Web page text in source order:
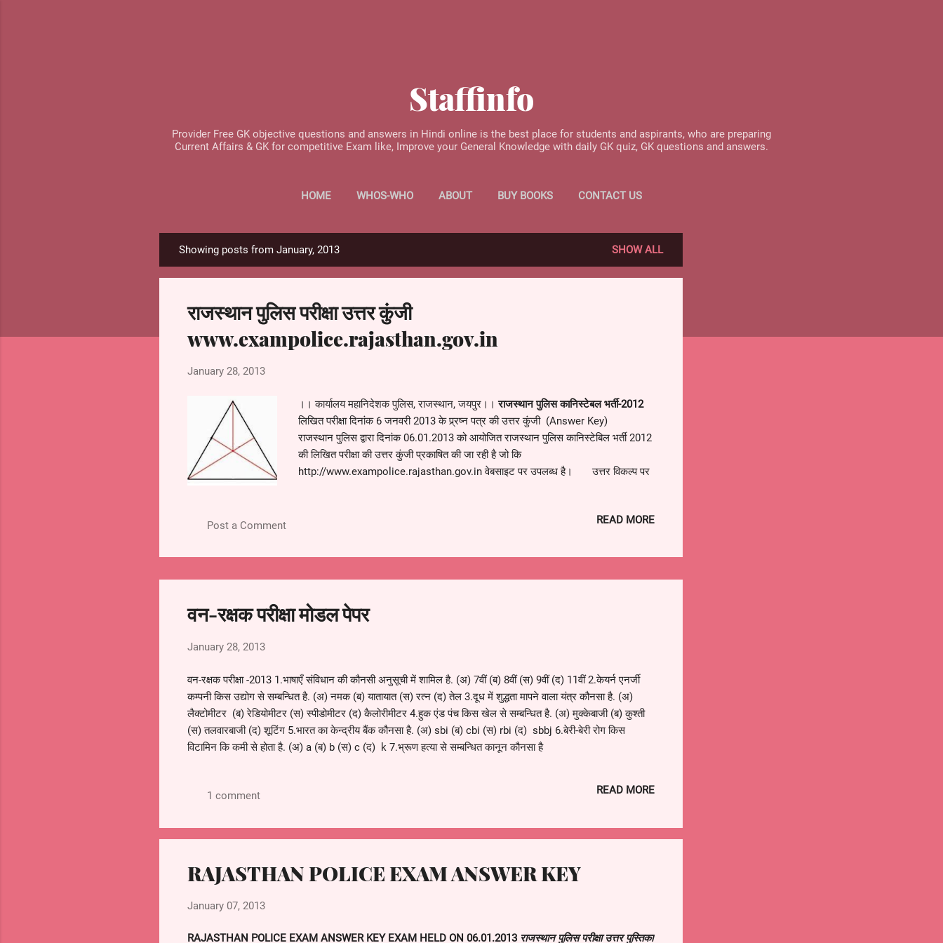
Staffinfo
Provider Free GK objective questions and answers in Hindi online is the best place for students and aspirants, who are preparing
Current Affairs & GK for competitive Exam like, Improve your General Knowledge with daily GK quiz, GK questions and answers.
HOME WHOS-WHO ABOUT BUY BOOKS CONTACT US
o
Showing posts from January, 2013 SHOW ALL
राजस्थान पुलिस परीक्षा उत्तर कुंजी
www.exampolice.rajasthan.gov.in
January 28, 2013
।। कार्यालय महानिदेशक पुलिस, राजस्थान, जयपुर।।राजस्थान पुलिस कानिस्टेबल भर्ती-2012
लिखित परीक्षा दिनांक 6 जनवरी 2013 के प्र्रष्न पत्र की उत्तर कुंजी (Answer Key)
राजस्थान पुलिस द्वारा दिनांक 06.01.2013 को आयोजित राजस्थान पुलिस कानिस्टेबिल भर्ती 2012
की लिखित परीक्षा की उत्तर कुंजी प्रकाषित की जा रही है जो कि
http://www.exampolice.rajasthan.gov.in वेबसाइट पर उपलब्ध है। उत्तर विकल्प पर
Post a Comment READ MORE
वन-रक्षक परीक्षा मोडल पेपर
January 28, 2013
वन-रक्षक परीक्षा -2013 1.भाषाएँ संविधान की कौनसी अनुसूची में शामिल है. (अ) 7वीं (ब) 8वीं (स) 9वीं (द) 11वीं 2.केयर्न एनर्जी
कम्पनी किस उद्योग से सम्बन्धित है. (अ) नमक (ब) यातायात (स) रत्न (द) तेल 3.दूध में शुद्धता मापने वाला यंत्र कौनसा है. (अ)
लैक्टोमीटर (ब) रेडियोमीटर (स) स्पीडोमीटर (द) कैलोरीमीटर 4.हुक एंड पंच किस खेल से सम्बन्धित है. (अ) मुक्केबाजी (ब) कुश्ती
(स) तलवारबाजी (द) शूटिंग 5.भारत का केन्द्रीय बैंक कौनसा है. (अ) sbi (ब) cbi (स) rbi (द) sbbj 6.बेरी-बेरी रोग किस
विटामिन कि कमी से होता है. (अ) a (ब) b (स) c (द) k 7.भ्रूण हत्या से सम्बन्धित कानून कौनसा है
1 comment READ MORE
RAJASTHAN POLICE EXAM ANSWER KEY
January 07, 2013
RAJASTHAN POLICE EXAM ANSWER KEY EXAM HELD ON 06.01.2013 राजस्थान पुलिस परीक्षा उत्तर पुस्तिका